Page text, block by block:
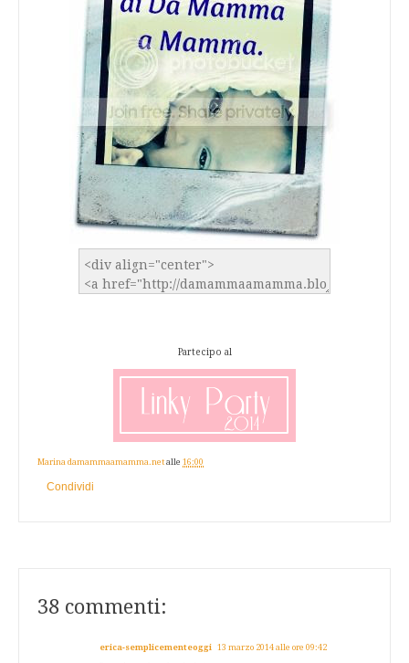
Partecipo al
Marina damammaamamma.net alle 16:00
Condividi
38 commenti:
erica-semplicementeoggi 13 marzo 2014 alle ore 09:42